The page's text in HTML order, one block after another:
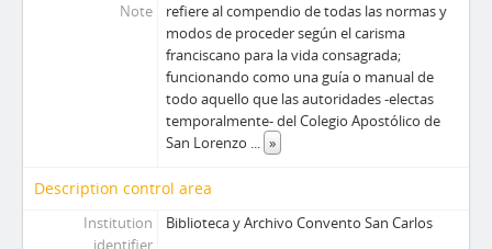
Note
refiere al compendio de todas las normas y
modos de proceder según el carisma
franciscano para la vida consagrada;
funcionando como una guía o manual de
todo aquello que las autoridades -electas
temporalmente- del Colegio Apostólico de
San Lorenzo ... »
Description control area
Institution
identifier
Biblioteca y Archivo Convento San Carlos